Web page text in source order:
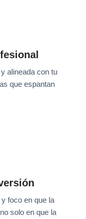
alineada con tu
que espantan
foco en que la
solo en que la